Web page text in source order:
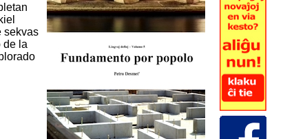
sekvas
de la